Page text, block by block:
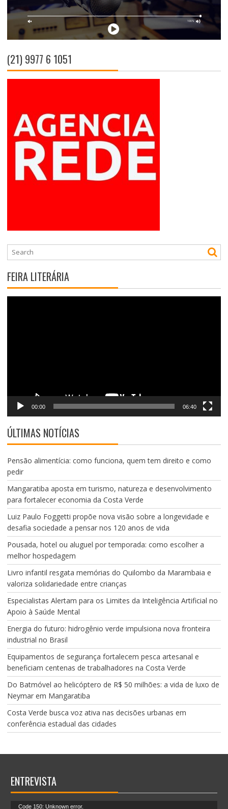
(21) 9977 6 1051
FEIRA LITERÁRIA
00:00 06:40
ÚLTIMAS NOTÍCIAS
Pensão alimentícia: como funciona, quem tem direito e como
pedir
Mangaratiba aposta em turismo, natureza e desenvolvimento
para fortalecer economia da Costa Verde
Luiz Paulo Foggetti propõe nova visão sobre a longevidade e
desafia sociedade a pensar nos 120 anos de vida
Pousada, hotel ou aluguel por temporada: como escolher a
melhor hospedagem
Livro infantil resgata memórias do Quilombo da Marambaia e
valoriza solidariedade entre crianças
Especialistas Alertam para os Limites da Inteligência Artificial no
Apoio à Saúde Mental
Energia do futuro: hidrogênio verde impulsiona nova fronteira
industrial no Brasil
Equipamentos de segurança fortalecem pesca artesanal e
beneficiam centenas de trabalhadores na Costa Verde
Do Batmóvel ao helicóptero de R$ 50 milhões: a vida de luxo de
Neymar em Mangaratiba
Costa Verde busca voz ativa nas decisões urbanas em
conferência estadual das cidades
ENTREVISTA
Tocador
Code 150: Unknown error.